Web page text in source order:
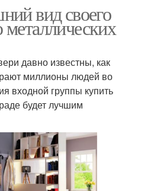
вид своего
давно известны, как
миллионы людей во
входной группы купить
будет лучшим